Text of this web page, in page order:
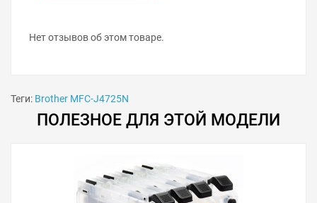
Нет отзывов об этом товаре.
Теги: Brother MFC-J4725N
ПОЛЕЗНОЕ ДЛЯ ЭТОЙ МОДЕЛИ